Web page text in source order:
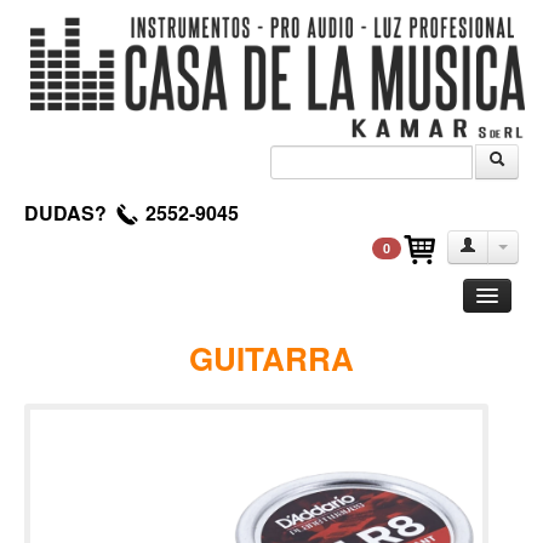
DUDAS? 2552-9045
0
GUITARRA